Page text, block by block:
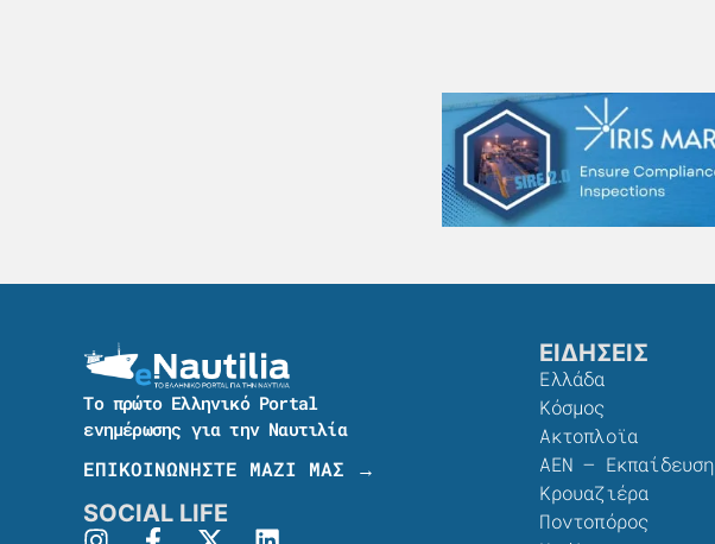
Το πρώτο Ελληνικό Portal
ενημέρωσης για την Ναυτιλία
ΕΠΙΚΟΙΝΩΝΗΣΤΕ ΜΑΖΙ ΜΑΣ →
SOCIAL LIFE
ΕΙΔΗΣΕΙΣ
Ελλάδα
Κόσμος
Ακτοπλοϊα
ΑΕΝ – Εκπαίδευση
Κρουαζιέρα
Ποντοπόρος